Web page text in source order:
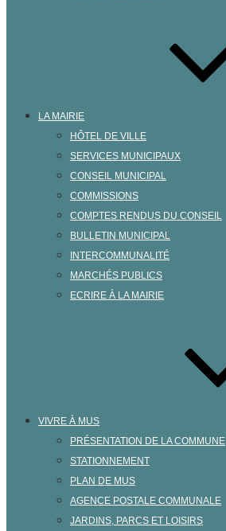
LA MAIRIE
HÔTEL DE VILLE
SERVICES MUNICIPAUX
CONSEIL MUNICIPAL
COMMISSIONS
COMPTES RENDUS DU CONSEIL
BULLETIN MUNICIPAL
INTERCOMMUNALITÉ
MARCHÉS PUBLICS
ECRIRE À LA MAIRIE
VIVRE À MUS
PRÉSENTATION DE LA COMMUNE
STATIONNEMENT
PLAN DE MUS
AGENCE POSTALE COMMUNALE
JARDINS, PARCS ET LOISIRS